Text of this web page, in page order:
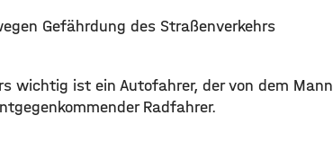
Gefährdung des Straßenverkehrs
wichtig ist ein Autofahrer, der von dem Mann
Radfahrer.